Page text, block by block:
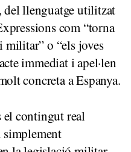
llenguatge utilitzat
com “torna
militar” o “els joves
immediat i apel·len
concreta a Espanya.
el contingut real
simplement